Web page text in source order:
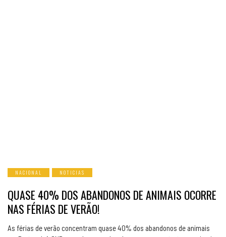
NACIONAL NOTICIAS
QUASE 40% DOS ABANDONOS DE ANIMAIS OCORRE
NAS FÉRIAS DE VERÃO!
As férias de verão concentram quase 40% dos abandonos de animais